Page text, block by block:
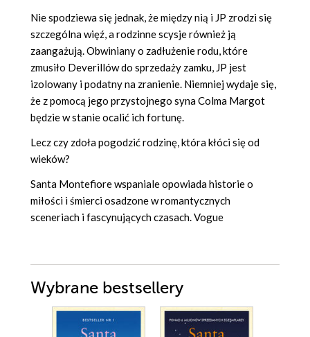
Nie spodziewa się jednak, że między nią i JP zrodzi się
szczególna więź, a rodzinne scysje również ją
zaangażują. Obwiniany o zadłużenie rodu, które
zmusiło Deverillów do sprzedaży zamku, JP jest
izolowany i podatny na zranienie. Niemniej wydaje się,
że z pomocą jego przystojnego syna Colma Margot
będzie w stanie ocalić ich fortunę.
Lecz czy zdoła pogodzić rodzinę, która kłóci się od
wieków?
Santa Montefiore wspaniale opowiada historie o
miłości i śmierci osadzone w romantycznych
sceneriach i fascynujących czasach. Vogue
Wybrane bestsellery